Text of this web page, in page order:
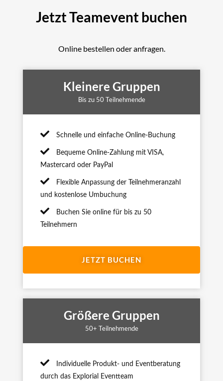
Jetzt Teamevent buchen
Online bestellen oder anfragen.
Kleinere Gruppen
Bis zu 50 Teilnehmende
Schnelle und einfache Online-Buchung
Bequeme Online-Zahlung mit VISA,
Mastercard oder PayPal
Flexible Anpassung der Teilnehmeranzahl
und kostenlose Umbuchung
Buchen Sie online für bis zu 50
Teilnehmern
JETZT BUCHEN
Größere Gruppen
50+ Teilnehmende
Individuelle Produkt- und Eventberatung
durch das Explorial Eventteam